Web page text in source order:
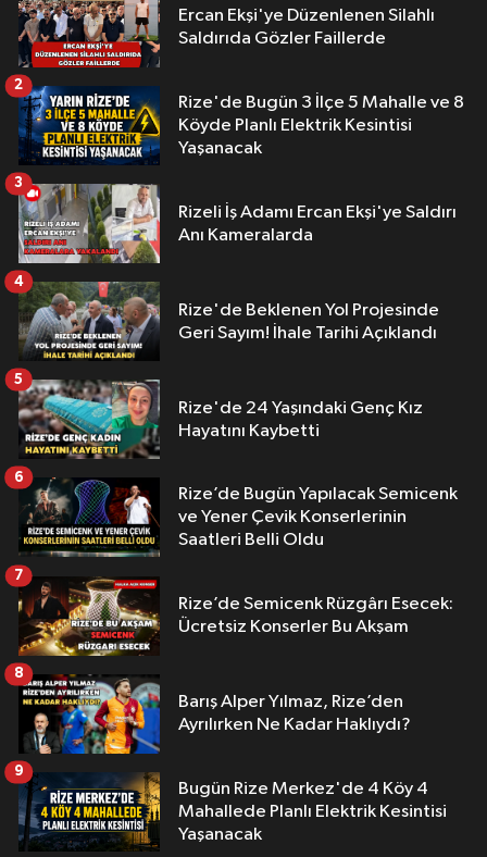
Ercan Ekşi'ye Düzenlenen Silahlı
Saldırıda Gözler Faillerde
Rize'de Bugün 3 İlçe 5 Mahalle ve 8
Köyde Planlı Elektrik Kesintisi
Yaşanacak
2
Rizeli İş Adamı Ercan Ekşi'ye Saldırı
Anı Kameralarda
3
Rize'de Beklenen Yol Projesinde
Geri Sayım! İhale Tarihi Açıklandı
4
Rize'de 24 Yaşındaki Genç Kız
Hayatını Kaybetti
5
Rize’de Bugün Yapılacak Semicenk
ve Yener Çevik Konserlerinin
Saatleri Belli Oldu
6
Rize’de Semicenk Rüzgârı Esecek:
Ücretsiz Konserler Bu Akşam
7
Barış Alper Yılmaz, Rize’den
Ayrılırken Ne Kadar Haklıydı?
8
Bugün Rize Merkez'de 4 Köy 4
Mahallede Planlı Elektrik Kesintisi
Yaşanacak
9